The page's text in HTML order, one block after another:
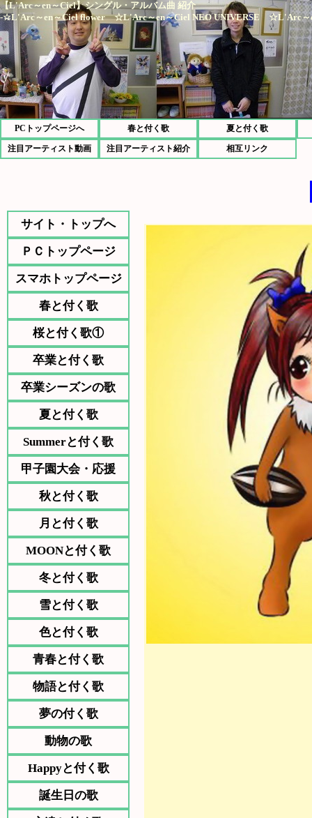
【L'Arc～en～Ciel】シングル・アルバム曲 紹介
-☆L'Arc～en～Ciel flower ☆L'Arc～en～Ciel NEO UNIVERSE ☆L'Arc～
PCトップページへ 春と付く歌 夏と付く歌
注目アーティスト動画 注目アーティスト紹介 相互リンク
サイト・トップへ
ＰＣトップページ
スマホトップページ
春と付く歌
桜と付く歌①
卒業と付く歌
卒業シーズンの歌
夏と付く歌
Summerと付く歌
甲子園大会・応援
秋と付く歌
月と付く歌
MOONと付く歌
冬と付く歌
雪と付く歌
色と付く歌
青春と付く歌
物語と付く歌
夢の付く歌
動物の歌
Happyと付く歌
誕生日の歌